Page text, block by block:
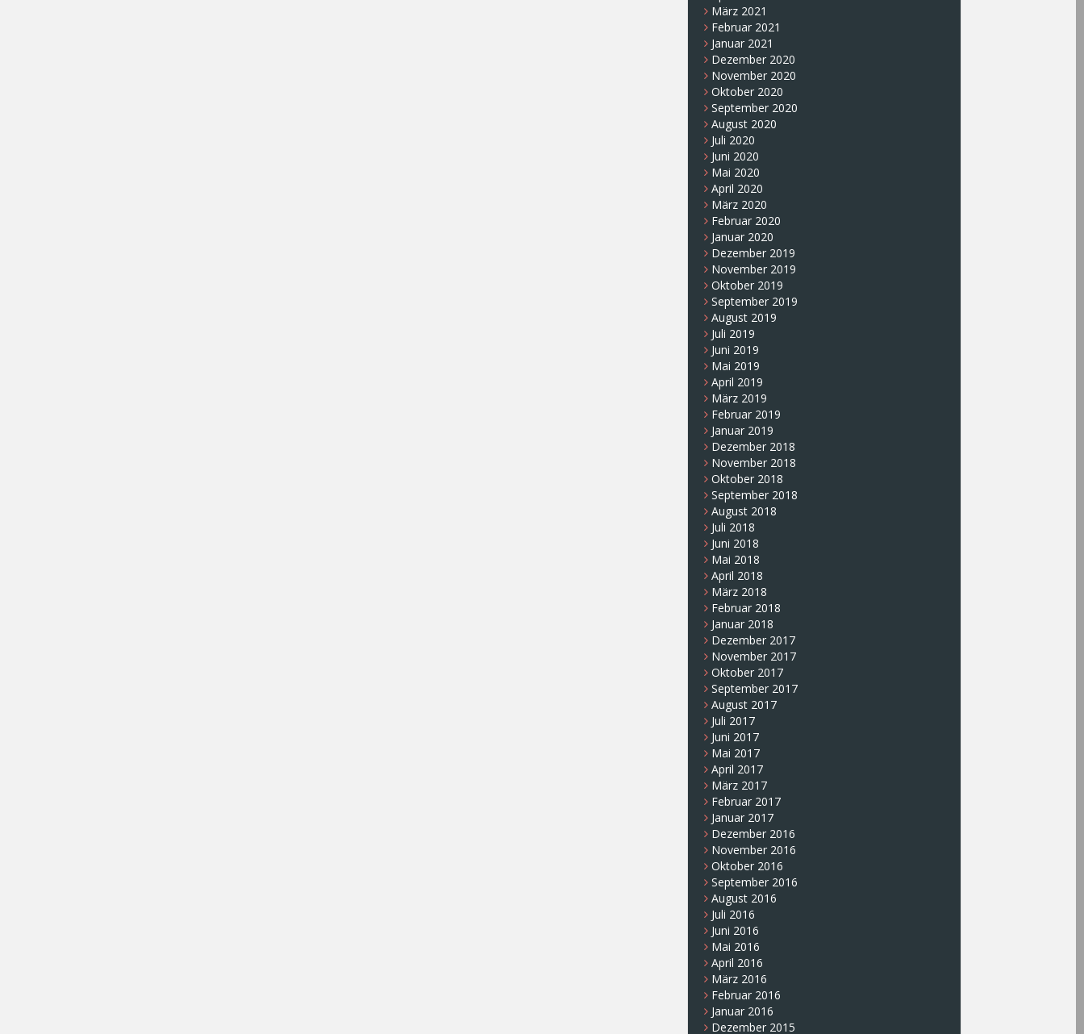
März 2021
Februar 2021
Januar 2021
Dezember 2020
November 2020
Oktober 2020
September 2020
August 2020
Juli 2020
Juni 2020
Mai 2020
April 2020
März 2020
Februar 2020
Januar 2020
Dezember 2019
November 2019
Oktober 2019
September 2019
August 2019
Juli 2019
Juni 2019
Mai 2019
April 2019
März 2019
Februar 2019
Januar 2019
Dezember 2018
November 2018
Oktober 2018
September 2018
August 2018
Juli 2018
Juni 2018
Mai 2018
April 2018
März 2018
Februar 2018
Januar 2018
Dezember 2017
November 2017
Oktober 2017
September 2017
August 2017
Juli 2017
Juni 2017
Mai 2017
April 2017
März 2017
Februar 2017
Januar 2017
Dezember 2016
November 2016
Oktober 2016
September 2016
August 2016
Juli 2016
Juni 2016
Mai 2016
April 2016
März 2016
Februar 2016
Januar 2016
Dezember 2015